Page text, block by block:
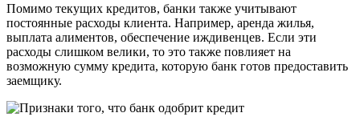
Помимо текущих кредитов, банки также учитывают
постоянные расходы клиента. Например, аренда жилья,
выплата алиментов, обеспечение иждивенцев. Если эти
расходы слишком велики, то это также повлияет на
возможную сумму кредита, которую банк готов предоставить
заемщику.